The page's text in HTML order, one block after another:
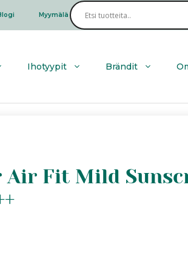
Myymälä Haku
Ihotyypit Brändit
Air Fit Mild